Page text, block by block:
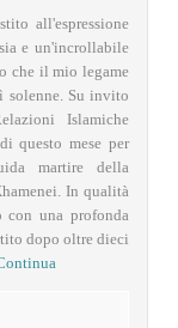
all'espressione
e un'incrollabile
che il mio legame
solenne. Su invito
Islamiche
questo mese per
martire della
In qualità
con una profonda
dopo oltre dieci